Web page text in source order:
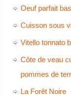
Oeuf parfait
Cuisson sous
Vitello tonnato
Côte de veau
pommes de
La Forêt Noire